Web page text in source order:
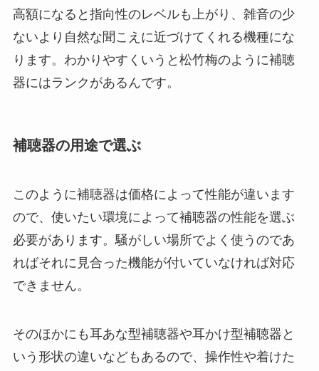
高額になると指向性のレベルも上がり、雑音の少
ないより自然な聞こえに近づけてくれる機種にな
ります。わかりやすくいうと松竹梅のように補聴
器にはランクがあるんです。
補聴器の用途で選ぶ
このように補聴器は価格によって性能が違います
ので、使いたい環境によって補聴器の性能を選ぶ
必要があります。騒がしい場所でよく使うのであ
ればそれに見合った機能が付いていなければ対応
できません。
そのほかにも耳あな型補聴器や耳かけ型補聴器と
いう形状の違いなどもあるので、操作性や着けた